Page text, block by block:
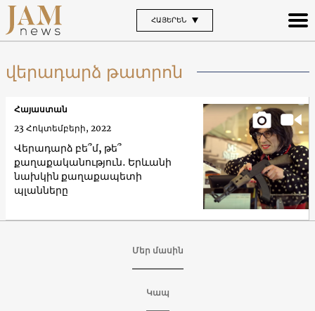
ՀԱՅԵՐԵՆ
վերադարձ թատրոն
Վերադարձ բե՞մ, թե՞
քաղաքականություն․ Երևանի
նախկին քաղաքապետի
պլանները
Հայաստան
23 Հոկտեմբերի, 2022
Մեր մասին
Կապ